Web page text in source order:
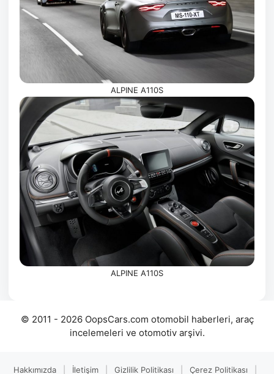
ALPINE A110S
ALPINE A110S
© 2011 - 2026 OopsCars.com otomobil haberleri, araç
incelemeleri ve otomotiv arşivi.
Hakkımızda İletişim Gizlilik Politikası Çerez Politikası